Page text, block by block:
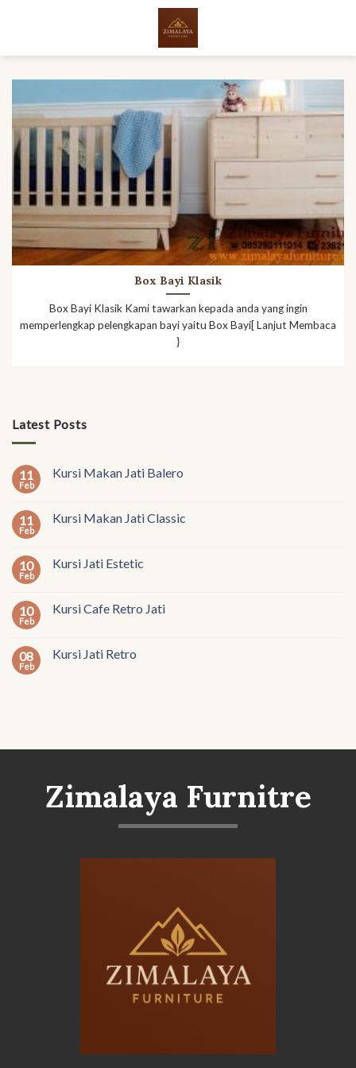
Latest Posts
11
Feb
Kursi Makan Jati Balero
11
Feb
Kursi Makan Jati Classic
10
Feb
Kursi Jati Estetic
10
Feb
Kursi Cafe Retro Jati
08
Feb
Kursi Jati Retro
Box Bayi Klasik
Box Bayi Klasik Kami tawarkan kepada anda yang ingin
memperlengkap pelengkapan bayi yaitu Box Bayi[ Lanjut Membaca
}
Zimalaya Furnitre